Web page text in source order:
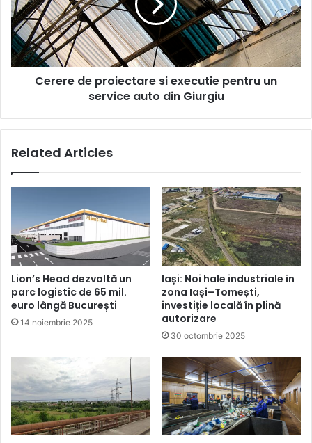
executie
pentru
un
service
auto
Cerere de proiectare si executie pentru un
service auto din Giurgiu
Related Articles
Lion’s Head dezvoltă un
parc logistic de 65 mil.
euro lângă București
14 noiembrie 2025
Iași: Noi hale industriale în
zona Iași–Tomești,
investiție locală în plină
autorizare
30 octombrie 2025